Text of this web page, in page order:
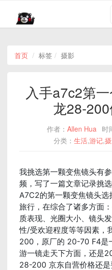
关
首页
标签 摄影
入手a7c2第
龙28-
作者： Allen Hua
时
分类： 生活,游记,
我挑选第一颗变焦镜头有
频，写了一篇文章记录挑
A7C2的第一颗变焦镜头
旅行，在综合了诸多方面
质表现、光圈大小、镜头
性/受欢迎程度等等因素，
200，原厂的 20-70 F4是
游一镜走天下方面，还是
28-200 京东自营价格还